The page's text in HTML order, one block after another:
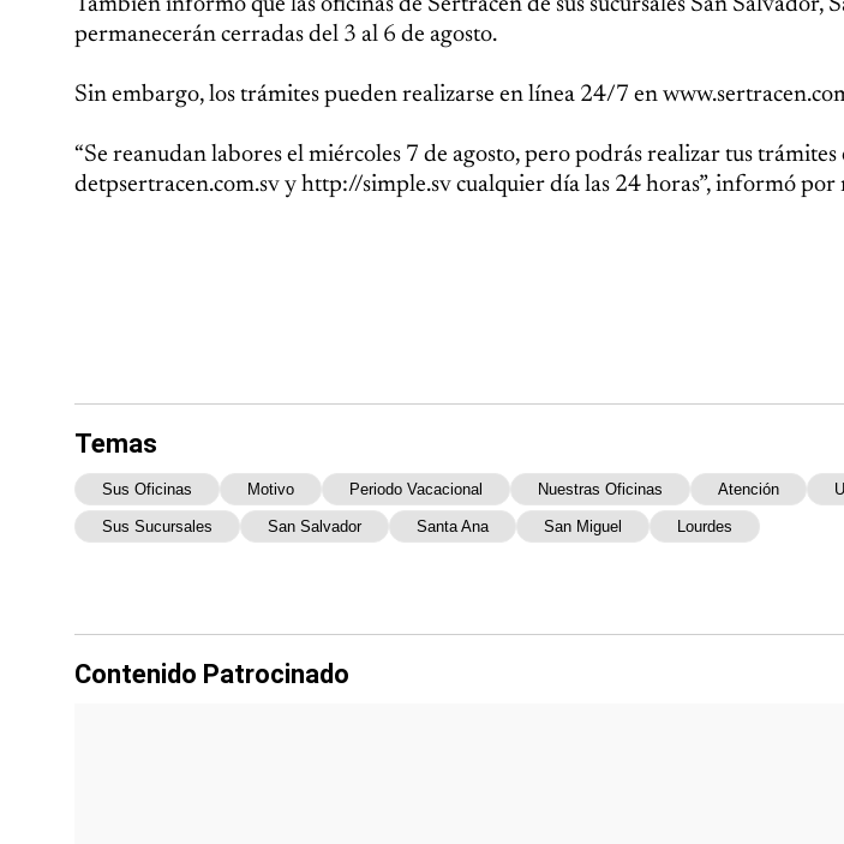
También informó que las oficinas de Sertracen de sus sucursales San Salvador,
permanecerán cerradas del 3 al 6 de agosto.
Sin embargo, los trámites pueden realizarse en línea 24/7 en
“Se reanudan labores el miércoles 7 de agosto, pero podrás realizar tus trámites
detpsertracen.com.sv y http://simple.sv cualquier día las 24 horas”, informó
Temas
Sus Oficinas Motivo Periodo Vacacional Nuestras Oficinas Atención
Sus Sucursales San Salvador Santa Ana San Miguel Lourdes
Contenido Patrocinado